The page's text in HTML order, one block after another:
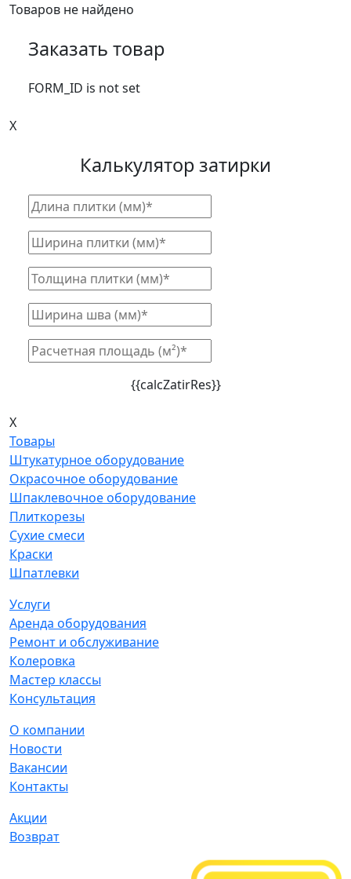
Товаров не найдено
Заказать товар
FORM_ID is not set
X
Калькулятор затирки
{{calcZatirRes}}
X
Товары
Штукатурное оборудование
Окрасочное оборудование
Шпаклевочное оборудование
Плиткорезы
Сухие смеси
Краски
Шпатлевки
Услуги
Аренда оборудования
Ремонт и обслуживание
Колеровка
Мастер классы
Консультация
О компании
Новости
Вакансии
Контакты
Акции
Возврат